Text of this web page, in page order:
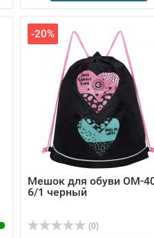
-20%
Мешок для обуви OM-
6/1 черный
(0)